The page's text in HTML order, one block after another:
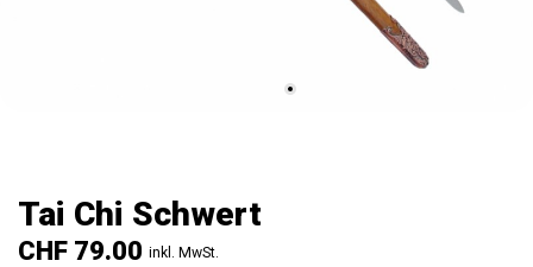
Tai Chi Schwert
CHF 79.00 inkl. MwSt.